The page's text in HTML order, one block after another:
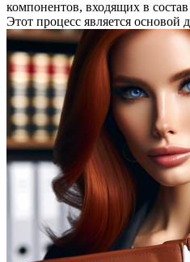
компонентов, входящих в
Этот процесс является основой